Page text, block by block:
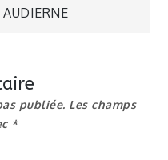
publiée. Les champs
*